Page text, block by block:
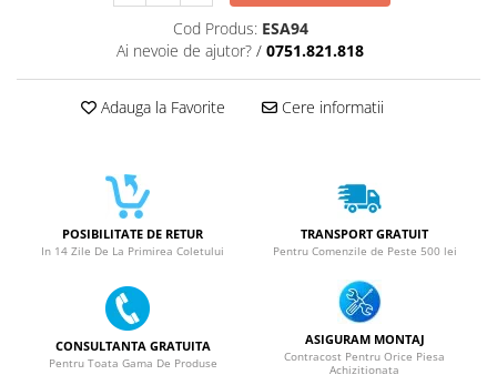
SERIA 11
SERIA 16
Ecrane Pentru MOTOROLA
MOTOROLA COMPATIBILE
Cod Produs: ESA94
Ai nevoie de ajutor? / 0751.821.818
Adauga la Favorite Cere informatii
POSIBILITATE DE RETUR
In 14 Zile De La Primirea Coletului
TRANSPORT GRATUIT
Pentru Comenzile de Peste 500 lei
CONSULTANTA GRATUITA
Pentru Toata Gama De Produse
ASIGURAM MONTAJ
Contracost Pentru Orice Piesa
Achizitionata